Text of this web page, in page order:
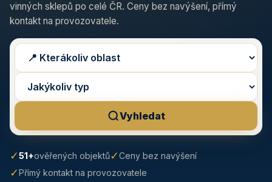
vinných sklepů po celé ČR. Ceny bez navýšení, přímý
kontakt na provozovatele.
Vyhledat
✓51+ověřených objektů✓Ceny bez navýšení
✓Přímý kontakt na provozovatele